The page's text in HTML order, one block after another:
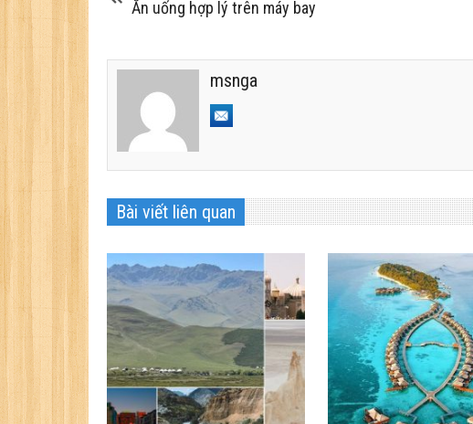
Ăn uống hợp lý trên máy bay
msnga
Bài viết liên quan